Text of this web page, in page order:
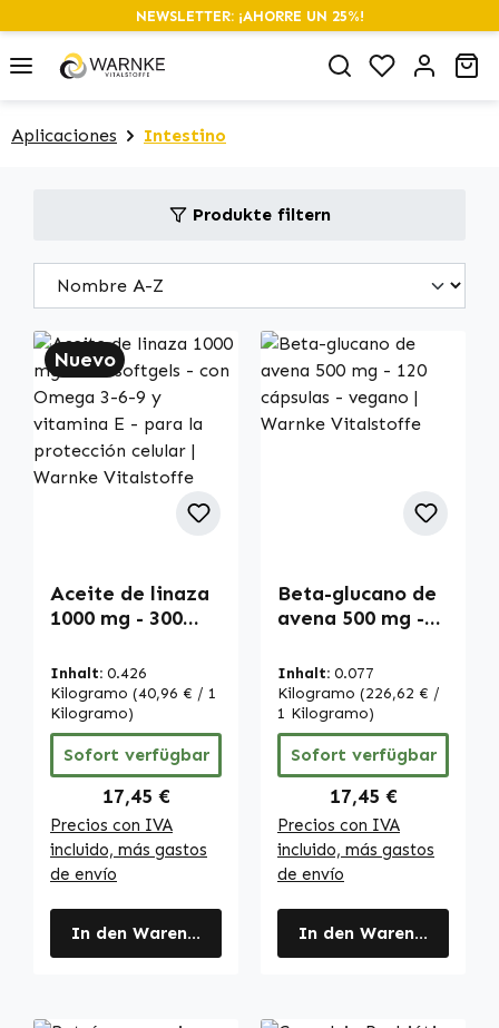
springen
NEWSLETTER: ¡AHORRE UN 25%!
Du hast 0
Aplicaciones Intestino
Produkte filtern
Nuevo
Aceite de linaza
1000 mg - 300
Omega 3-6-9 y
vitamina E - para
la protección
celular | Warnke
Vitalstoffe
Inhalt: 0.426
Kilogramo (40,96 € / 1
Kilogramo)
Sofort verfügbar
Regulärer Preis:
17,45 €
Precios con IVA
incluido, más gastos
de envío
In den Warenkorb
Beta-glucano de
avena 500 mg -
vegano | Warnke
Vitalstoffe
Inhalt: 0.077
Kilogramo (226,62 € /
1 Kilogramo)
Sofort verfügbar
Regulärer Preis:
17,45 €
Precios con IVA
incluido, más gastos
de envío
In den Warenkorb